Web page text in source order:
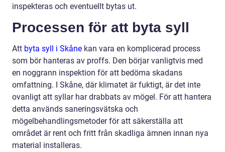
inspekteras och eventuellt bytas ut.
Processen för att byta syll
Att byta syll i Skåne kan vara en komplicerad process
som bör hanteras av proffs. Den börjar vanligtvis med
en noggrann inspektion för att bedöma skadans
omfattning. I Skåne, där klimatet är fuktigt, är det inte
ovanligt att syllar har drabbats av mögel. För att hantera
detta används saneringsvätska och
mögelbehandlingsmetoder för att säkerställa att
området är rent och fritt från skadliga ämnen innan nya
material installeras.